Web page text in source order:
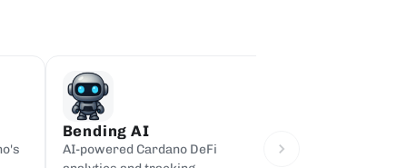
Bending AI
AI-powered Cardano DeFi